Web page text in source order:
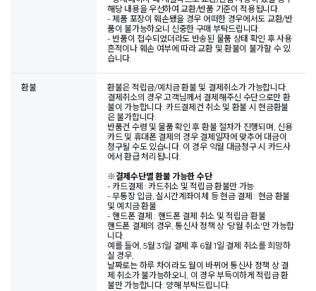
해당 내용을 우선하여 교환/반품 기준이 적용됩니다.
- 제품 포장이 훼손됐을 경우 어떠한 경우에서도 교환/반
품이 불가능하오니 신중한 구매 부탁드립니다.
- 반품이 접수되었더라도 반송된 물품 상태 확인 후 사용
흔적이나 훼손 여부에 따라 교환 및 환불이 불가할 수 있
습니다.
환불
환불은 적립금/예치금 환불 및 결제취소가 가능합니다.
결제취소의 경우 고객님께서 결제해주신 수단으로만 환
불이 가능합니다. 카드결제건 취소 및 환불 시 현금환불
은 불가합니다.
반품건 수령 및 물품 확인 후 환불 절차가 진행되며, 신용
카드 및 휴대폰 결제의 경우 결제일자에 맞추어 대금이
청구될 수도 있습니다. 이 경우 익월 대금청구 시 카드사
에서 환급 처리됩니다.
※결제수단별 환불 가능한 수단
- 카드결제 : 카드취소 및 적립금 환불만 가능
- 무통장 입금, 실시간계좌이체 등 현금 결제 : 현금 환불
및 예치금 환불
- 핸드폰 결제 : 핸드폰 결제 취소 및 적립금 환불
핸드폰 결제의 경우, 통신사 정책 상 '당월 취소'만 가능합
니다.
예를 들어, 5월 31일 결제 후 6월 1일 결제 취소를 희망하
실 경우,
날짜로는 하루 차이라도 월이 바뀌어 통신사 정책 상 결
제 취소가 불가능하오니, 이 경우 부득이하게 적립금 환
불만 가능합니다. 양해 부탁드립니다.